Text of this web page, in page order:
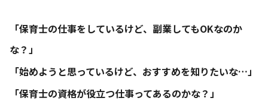
「保育士の仕事をしているけど、副業してもOKなのか
な？」
「始めようと思っているけど、おすすめを知りたいな…」
「保育士の資格が役立つ仕事ってあるのかな？」